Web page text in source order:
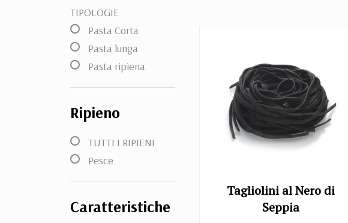
Tagliolini al Nero di
Seppia
TIPOLOGIE
Pasta Corta
Pasta lunga
Pasta ripiena
Ripieno
TUTTI I RIPIENI
Pesce
Caratteristiche